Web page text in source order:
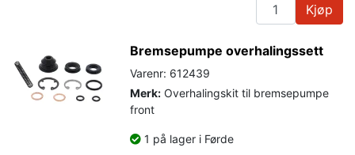
Kjøp
Bremsepumpe overhalingssett
Varenr: 612439
Merk: Overhalingskit til bremsepumpe
front
1 på lager i Førde